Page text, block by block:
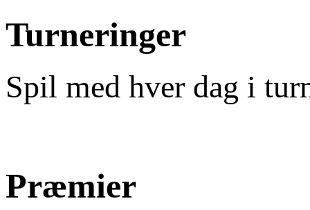
Turneringer
Spil med hver dag i
Præmier